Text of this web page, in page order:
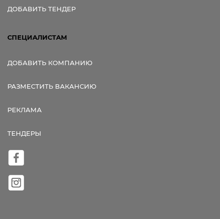
ДОБАВИТЬ ТЕНДЕР
СПЕЦИАЛИСТАМ
ДОБАВИТЬ КОМПАНИЮ
РАЗМЕСТИТЬ ВАКАНСИЮ
РЕКЛАМА
ТЕНДЕРЫ